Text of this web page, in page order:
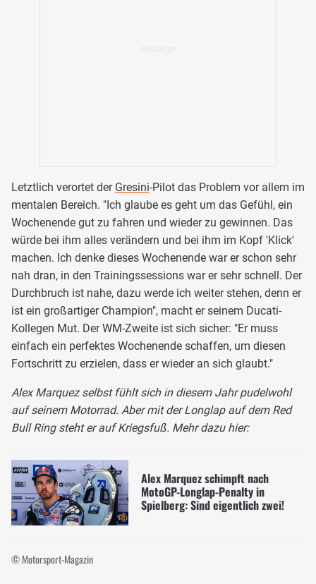
Letztlich verortet der Gresini-Pilot das Problem vor allem im
mentalen Bereich. "Ich glaube es geht um das Gefühl, ein
Wochenende gut zu fahren und wieder zu gewinnen. Das
würde bei ihm alles verändern und bei ihm im Kopf 'Klick'
machen. Ich denke dieses Wochenende war er schon sehr
nah dran, in den Trainingssessions war er sehr schnell. Der
Durchbruch ist nahe, dazu werde ich weiter stehen, denn er
ist ein großartiger Champion", macht er seinem Ducati-
Kollegen Mut. Der WM-Zweite ist sich sicher: "Er muss
einfach ein perfektes Wochenende schaffen, um diesen
Fortschritt zu erzielen, dass er wieder an sich glaubt."
Alex Marquez selbst fühlt sich in diesem Jahr pudelwohl
auf seinem Motorrad. Aber mit der Longlap auf dem Red
Bull Ring steht er auf Kriegsfuß. Mehr dazu hier:
Alex Marquez schimpft nach
MotoGP-Longlap-Penalty in
Spielberg: Sind eigentlich zwei!
© Motorsport-Magazin